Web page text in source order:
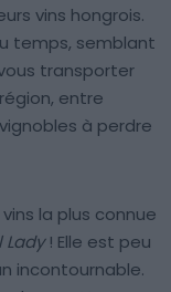
vins hongrois.
temps, semblant
transporter
entre
à perdre
la plus connue
Lady! Elle est peu
incontournable.